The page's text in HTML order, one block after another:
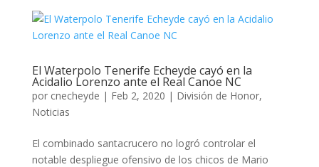
El Waterpolo Tenerife Echeyde cayó en la
Acidalio Lorenzo ante el Real Canoe NC
por cnecheyde | Feb 2, 2020 | División de Honor,
Noticias
El combinado santacrucero no logró controlar el
notable despliegue ofensivo de los chicos de Mario